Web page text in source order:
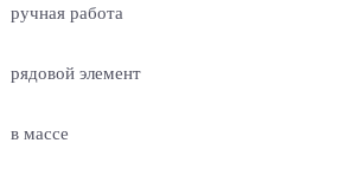
ручная работа
рядовой элемент
в массе